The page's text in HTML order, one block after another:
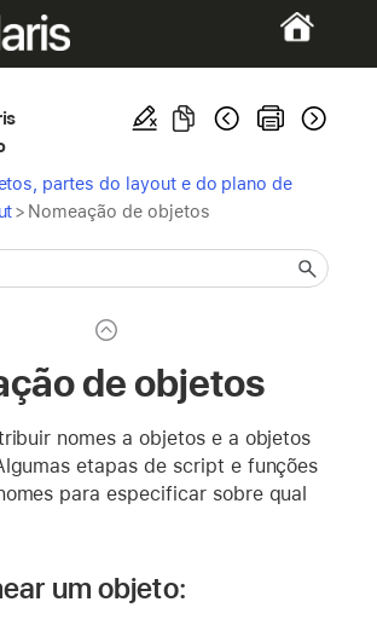
partes do layout e do plano de
> Nomeação de objetos
de objetos
nomes a objetos e a objetos
etapas de script e funções
para especificar sobre qual
um objeto: